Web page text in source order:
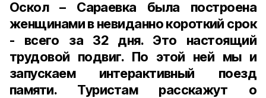
Оскол – Сараевка была построена
женщинами в невиданно короткий срок
- всего за 32 дня. Это настоящий
трудовой подвиг. По этой ней мы и
запускаем интерактивный поезд
памяти. Туристам расскажут о